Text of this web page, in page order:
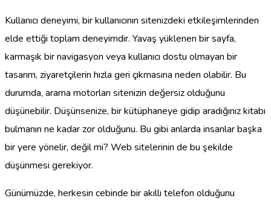
Kullanıcı deneyimi, bir kullanıcının sitenizdeki etkileşimlerinden
elde ettiği toplam deneyimdir. Yavaş yüklenen bir sayfa,
karmaşık bir navigasyon veya kullanıcı dostu olmayan bir
tasarım, ziyaretçilerin hızla geri çıkmasına neden olabilir. Bu
durumda, arama motorları sitenizin değersiz olduğunu
düşünebilir. Düşünsenize, bir kütüphaneye gidip aradığınız kitabı
bulmanın ne kadar zor olduğunu. Bu gibi anlarda insanlar başka
bir yere yönelir, değil mi? Web sitelerinin de bu şekilde
düşünmesi gerekiyor.
Günümüzde, herkesin cebinde bir akıllı telefon olduğunu